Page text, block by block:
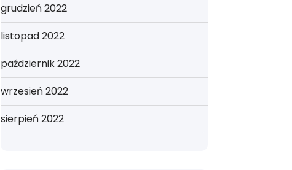
grudzień 2022
listopad 2022
październik 2022
wrzesień 2022
sierpień 2022